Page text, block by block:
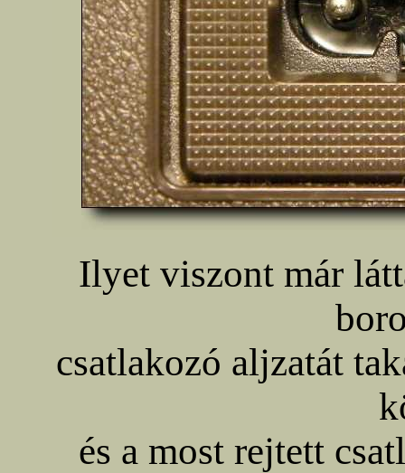
Ilyet viszont már
csatlakozó aljzatát
és a most rejtett